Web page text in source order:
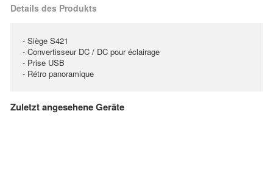
Details des Produkts
- Siège S421
- Convertisseur DC / DC pour éclairage
- Prise USB
- Rétro panoramique
Zuletzt angesehene Geräte